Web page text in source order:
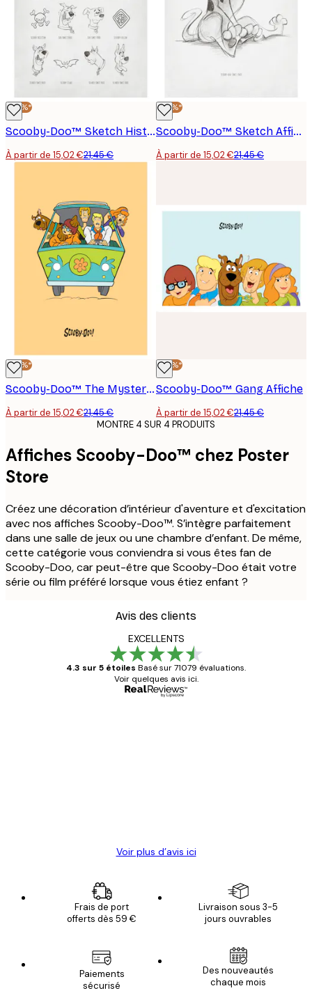
-30%*
Scooby-Doo™ Sketch History Affiche
À partir de 15,02 €21,45 €
-30%*
Scooby-Doo™ Sketch Affiche
À partir de 15,02 €21,45 €
-30%*
Scooby-Doo™ The Mystery Machine Affiche
À partir de 15,02 €21,45 €
-30%*
Scooby-Doo™ Gang Affiche
À partir de 15,02 €21,45 €
MONTRE 4 SUR 4 PRODUITS
Affiches Scooby-Doo™ chez Poster
Store
Créez une décoration d’intérieur d'aventure et d'excitation
avec nos affiches Scooby-Doo™. S’intègre parfaitement
dans une salle de jeux ou une chambre d’enfant. De même,
cette catégorie vous conviendra si vous êtes fan de
Scooby-Doo, car peut-être que Scooby-Doo était votre
série ou film préféré lorsque vous étiez enfant ?
Avis des clients
EXCELLENTS
4.3 sur 5 étoiles Basé sur 71079 évaluations.
Voir quelques avis ici.
Voir plus d’avis ici
Frais de port
offerts dès 59 €
Livraison sous 3-5
jours ouvrables
Paiements
sécurisé
Des nouveautés
chaque mois